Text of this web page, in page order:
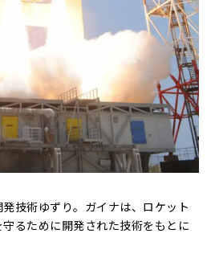
技術ゆずり。ガイナは、ロケット
るために開発された技術をもとに